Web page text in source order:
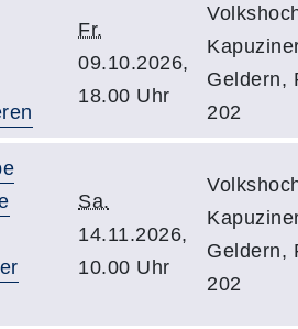
Fr.
09.10.2026,
18.00 Uhr
Geldern,
202
Sa.
14.11.2026,
10.00 Uhr
Geldern,
202